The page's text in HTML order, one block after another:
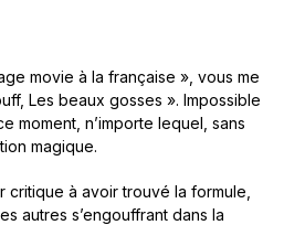
movie à la française », vous me
Les beaux gosses ». Impossible
moment, n’importe lequel, sans
magique.
à avoir trouvé la formule,
autres s’engouffrant dans la